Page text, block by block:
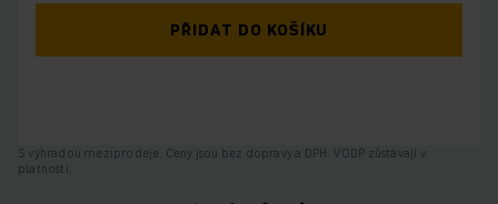
PŘIDAT DO KOŠÍKU
S výhradou meziprodeje. Ceny jsou bez dopravy a DPH. VODP zůstávají v
platnosti.